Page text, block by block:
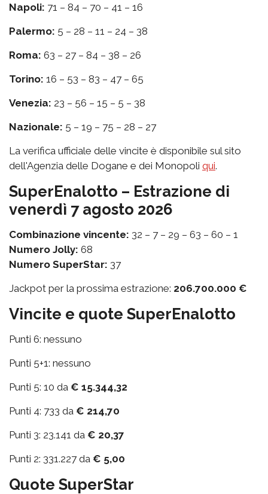
Napoli: 71 – 84 – 70 – 41 – 16
Palermo: 5 – 28 – 11 – 24 – 38
Roma: 63 – 27 – 84 – 38 – 26
Torino: 16 – 53 – 83 – 47 – 65
Venezia: 23 – 56 – 15 – 5 – 38
Nazionale: 5 – 19 – 75 – 28 – 27
La verifica ufficiale delle vincite è disponibile sul sito
dell'Agenzia delle Dogane e dei Monopoli qui.
SuperEnalotto – Estrazione di
venerdì 7 agosto 2026
Combinazione vincente: 32 – 7 – 29 – 63 – 60 – 1
Numero Jolly: 68
Numero SuperStar: 37
Jackpot per la prossima estrazione: 206.700.000 €
Vincite e quote SuperEnalotto
Punti 6: nessuno
Punti 5+1: nessuno
Punti 5: 10 da € 15.344,32
Punti 4: 733 da € 214,70
Punti 3: 23.141 da € 20,37
Punti 2: 331.227 da € 5,00
Quote SuperStar